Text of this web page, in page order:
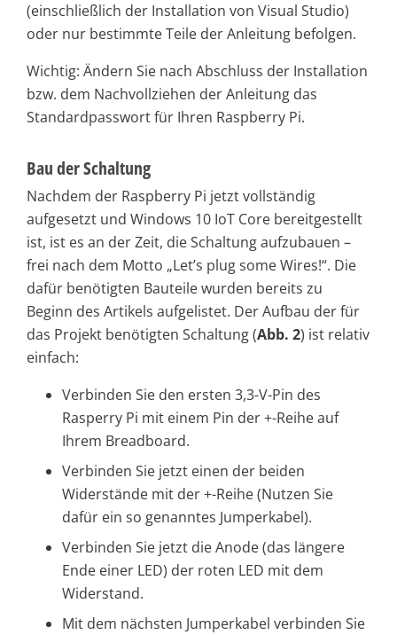
(einschließlich der Installation von Visual Studio)
oder nur bestimmte Teile der Anleitung befolgen.
Wichtig: Ändern Sie nach Abschluss der Installation
bzw. dem Nachvollziehen der Anleitung das
Standardpasswort für Ihren Raspberry Pi.
Bau der Schaltung
Nachdem der Raspberry Pi jetzt vollständig
aufgesetzt und Windows 10 IoT Core bereitgestellt
ist, ist es an der Zeit, die Schaltung aufzubauen –
frei nach dem Motto „Let’s plug some Wires!“. Die
dafür benötigten Bauteile wurden bereits zu
Beginn des Artikels aufgelistet. Der Aufbau der für
das Projekt benötigten Schaltung (Abb. 2) ist relativ
einfach:
Verbinden Sie den ersten 3,3-V-Pin des
Rasperry Pi mit einem Pin der +-Reihe auf
Ihrem Breadboard.
Verbinden Sie jetzt einen der beiden
Widerstände mit der +-Reihe (Nutzen Sie
dafür ein so genanntes Jumperkabel).
Verbinden Sie jetzt die Anode (das längere
Ende einer LED) der roten LED mit dem
Widerstand.
Mit dem nächsten Jumperkabel verbinden Sie